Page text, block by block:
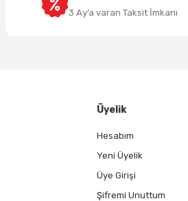
3 Ay’a varan Taksit İmkanı
Üyelik
Hesabım
Yeni Üyelik
Üye Girişi
Şifremi Unuttum